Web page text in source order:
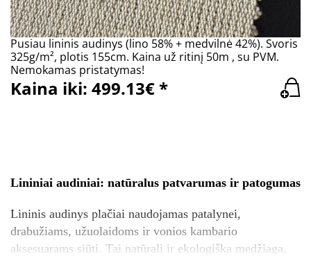
Pusiau lininis audinys (lino 58% + medvilnė 42%). Svoris
325g/m², plotis 155cm. Kaina už ritinį 50m , su PVM.
Nemokamas pristatymas!
Kaina iki: 499.13€ *
Lininiai audiniai: natūralus patvarumas ir patogumas
Lininis audinys plačiai naudojamas patalynei,
drabužiams, užuolaidoms ir vonios kambario
aksesuarams siūti. Tai natūrali ir ekologiška medžiaga,